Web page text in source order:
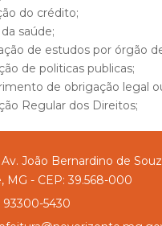
do crédito;
saúde;
de estudos por órgão
de politicas publicas;
de obrigação legal
Regular dos Direitos;
João Bernardino de
MG - CEP: 39.568-000
93300-5430